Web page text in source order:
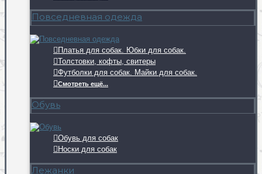
Повседневная одежда
Платья для собак. Юбки для собак.
Толстовки, кофты, свитеры
Футболки для собак. Майки для собак.
Смотреть ещё...
Обувь
Обувь для собак
Носки для собак
Лежанки